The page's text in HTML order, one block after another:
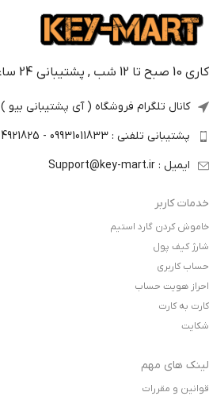
کاری 10 صبح تا 12 شب , پشتیبانی 24 ساعته
کانال تلگرام فروشگاه ( آی پشتیبانی بیو )
پشتیبانی تلفنی : 09931011833 - 09354921825
ایمیل : Support@key-mart.ir
خدمات کاربر
خاموش کردن گارد استیم
شارژ کیف پول
حساب کاربری
احراز هویت حساب
کارت به کارت
شکایت
لینک های مهم
قوانین و مقررات